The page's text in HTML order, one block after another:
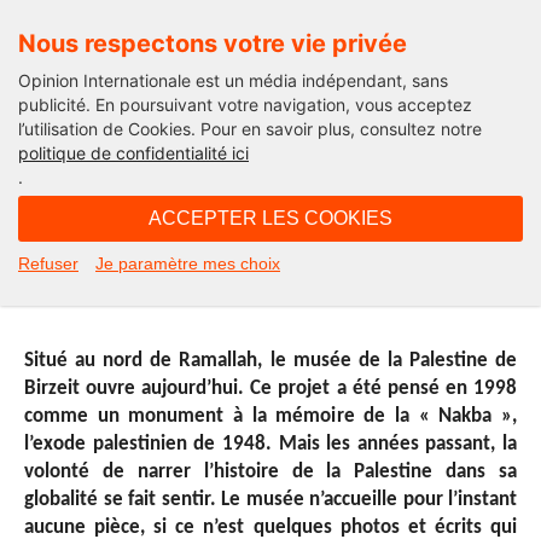
Nous respectons votre vie privée
Opinion Internationale est un média indépendant, sans
publicité. En poursuivant votre navigation, vous acceptez
l’utilisation de Cookies. Pour en savoir plus, consultez notre
politique de confidentialité ici
.
ACCEPTER LES COOKIES
Refuser Je paramètre mes choix
International
Ouverture du musée de la Palestine
Situé au nord de Ramallah, le musée de la Palestine de
Birzeit ouvre aujourd’hui. Ce projet a été pensé en 1998
comme un monument à la mémoire de la « Nakba »,
l’exode palestinien de 1948. Mais les années passant, la
volonté de narrer l’histoire de la Palestine dans sa
globalité se fait sentir. Le musée n’accueille pour l’instant
aucune pièce, si ce n’est quelques photos et écrits qui